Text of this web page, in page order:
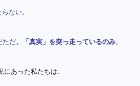
ない。
ただ、「真実」を突っ走っているのみ。
にあった私たちは、